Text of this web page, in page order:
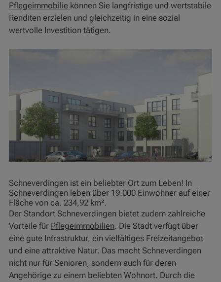
Pflegeimmobilie können Sie langfristige und wertstabile
Renditen erzielen und gleichzeitig in eine sozial
wertvolle Investition tätigen.
Schneverdingen ist ein beliebter Ort zum Leben! In
Schneverdingen leben über 19.000 Einwohner auf einer
Fläche von ca. 234,92 km².
Der Standort Schneverdingen bietet zudem zahlreiche
Vorteile für Pflegeimmobilien. Die Stadt verfügt über
eine gute Infrastruktur, ein vielfältiges Freizeitangebot
und eine attraktive Natur. Das macht Schneverdingen
nicht nur für Senioren, sondern auch für deren
Angehörige zu einem beliebten Wohnort. Durch die